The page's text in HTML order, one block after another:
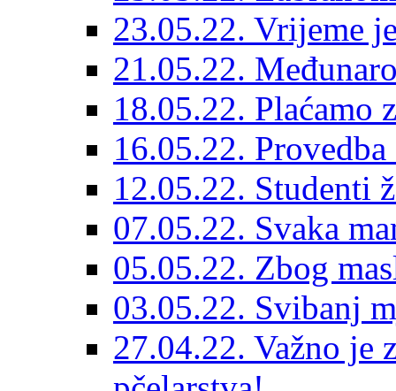
23.05.22. Vrijeme
21.05.22.
18.05.22. Plaćamo
16.05.22.
12.05.22. Studenti
07.05.22. Svaka
05.05.22. Zbog
03.05.22. Svibanj
27.04.22. Važno je